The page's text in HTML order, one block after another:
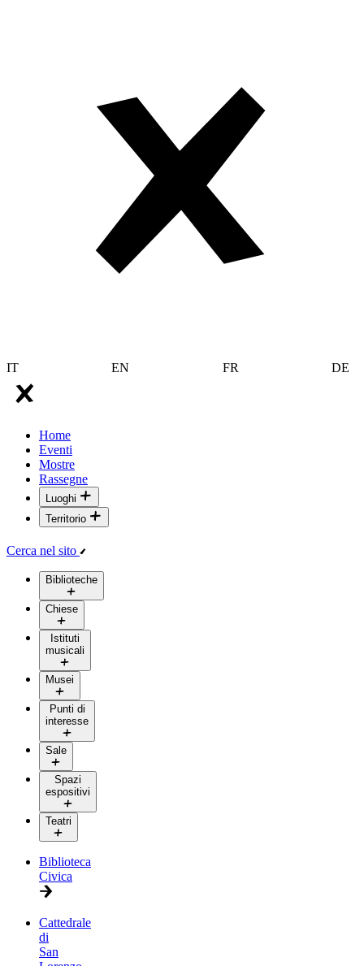
IT EN FR DE
Home
Eventi
Mostre
Rassegne
Luoghi
Territorio
Cerca nel sito
Biblioteche
Chiese
Istituti
musicali
Musei
Punti di
interesse
Sale
Spazi
espositivi
Teatri
Biblioteca
Civica
Cattedrale
di
San